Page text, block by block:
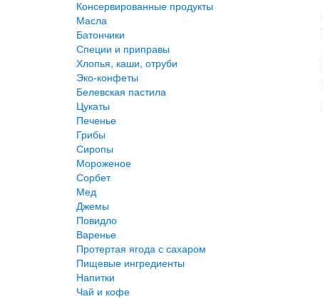
Консервированные продукты
Масла
Батончики
Специи и приправы
Хлопья, каши, отруби
Эко-конфеты
Белевская пастила
Цукаты
Печенье
Грибы
Сиропы
Мороженое
Сорбет
Мед
Джемы
Повидло
Варенье
Протертая ягода с сахаром
Пищевые ингредиенты
Напитки
Чай и кофе